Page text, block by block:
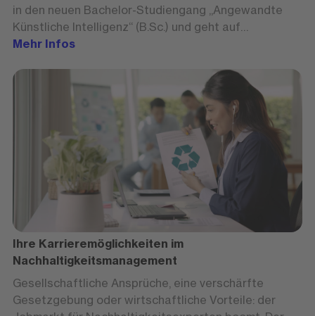
in den neuen Bachelor-Studiengang „Angewandte
Künstliche Intelligenz“ (B.Sc.) und geht auf
Zukunftsperspektiven für Absolventen ein.
Mehr Infos
Ihre Karrieremöglichkeiten im
Nachhaltigkeitsmanagement
Gesellschaftliche Ansprüche, eine verschärfte
Gesetzgebung oder wirtschaftliche Vorteile: der